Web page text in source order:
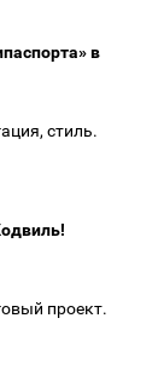
в
стиль.
проект.